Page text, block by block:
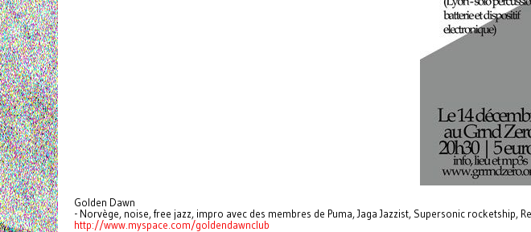
Golden Dawn
- Norvège, noise, free jazz, impro avec des membres de Puma, Jaga Jazzist, Supersonic rocketship,
http://www.myspace.com/goldendawnclub